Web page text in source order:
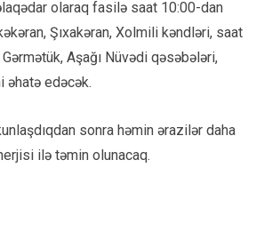
olaraq fasilə saat 10:00-dan
Şıxakəran, Xolmili kəndləri, saat
Aşağı Nüvədi qəsəbələri,
əhatə edəcək.
sonra həmin ərazilər daha
ilə təmin olunacaq.